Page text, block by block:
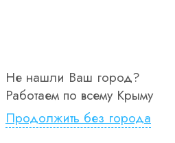
Не нашли Ваш город?
Работаем по всему Крыму
Продолжить без города